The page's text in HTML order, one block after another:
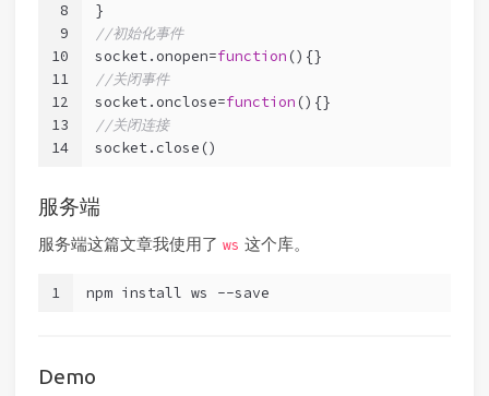
8
9
10
11
12
13
14
}
//初始化事件
socket.onopen=function () {}
//关闭事件
socket.onclose=function () {}
//关闭连接
socket.close()
服务端
服务端这篇文章我使用了 ws 这个库。
1 npm install ws --save
Demo